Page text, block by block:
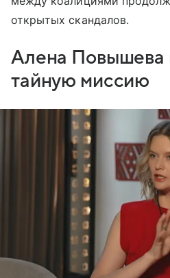
открытых скандалов.
Алена Повышева
тайную миссию